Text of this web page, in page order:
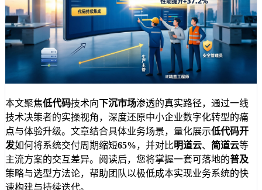
本文聚焦低代码技术向下沉市场渗透的真实路径，通过一线
技术决策者的实操视角，深度还原中小企业数字化转型的痛
点与体验升级。文章结合具体业务场景，量化展示低代码开
发如何将系统交付周期缩短65%，并对比明道云、 简道云等
主流方案的交互差异。阅读后，您将掌握一套可落地的普及
策略与选型方法论，帮助团队以极低成本实现业务系统的快
速构建与持续迭代。